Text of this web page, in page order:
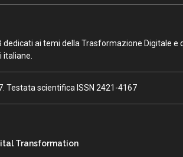
ai temi della Trasformazione Digitale
italiane.
Testata scientifica ISSN 2421-4167
Transformation